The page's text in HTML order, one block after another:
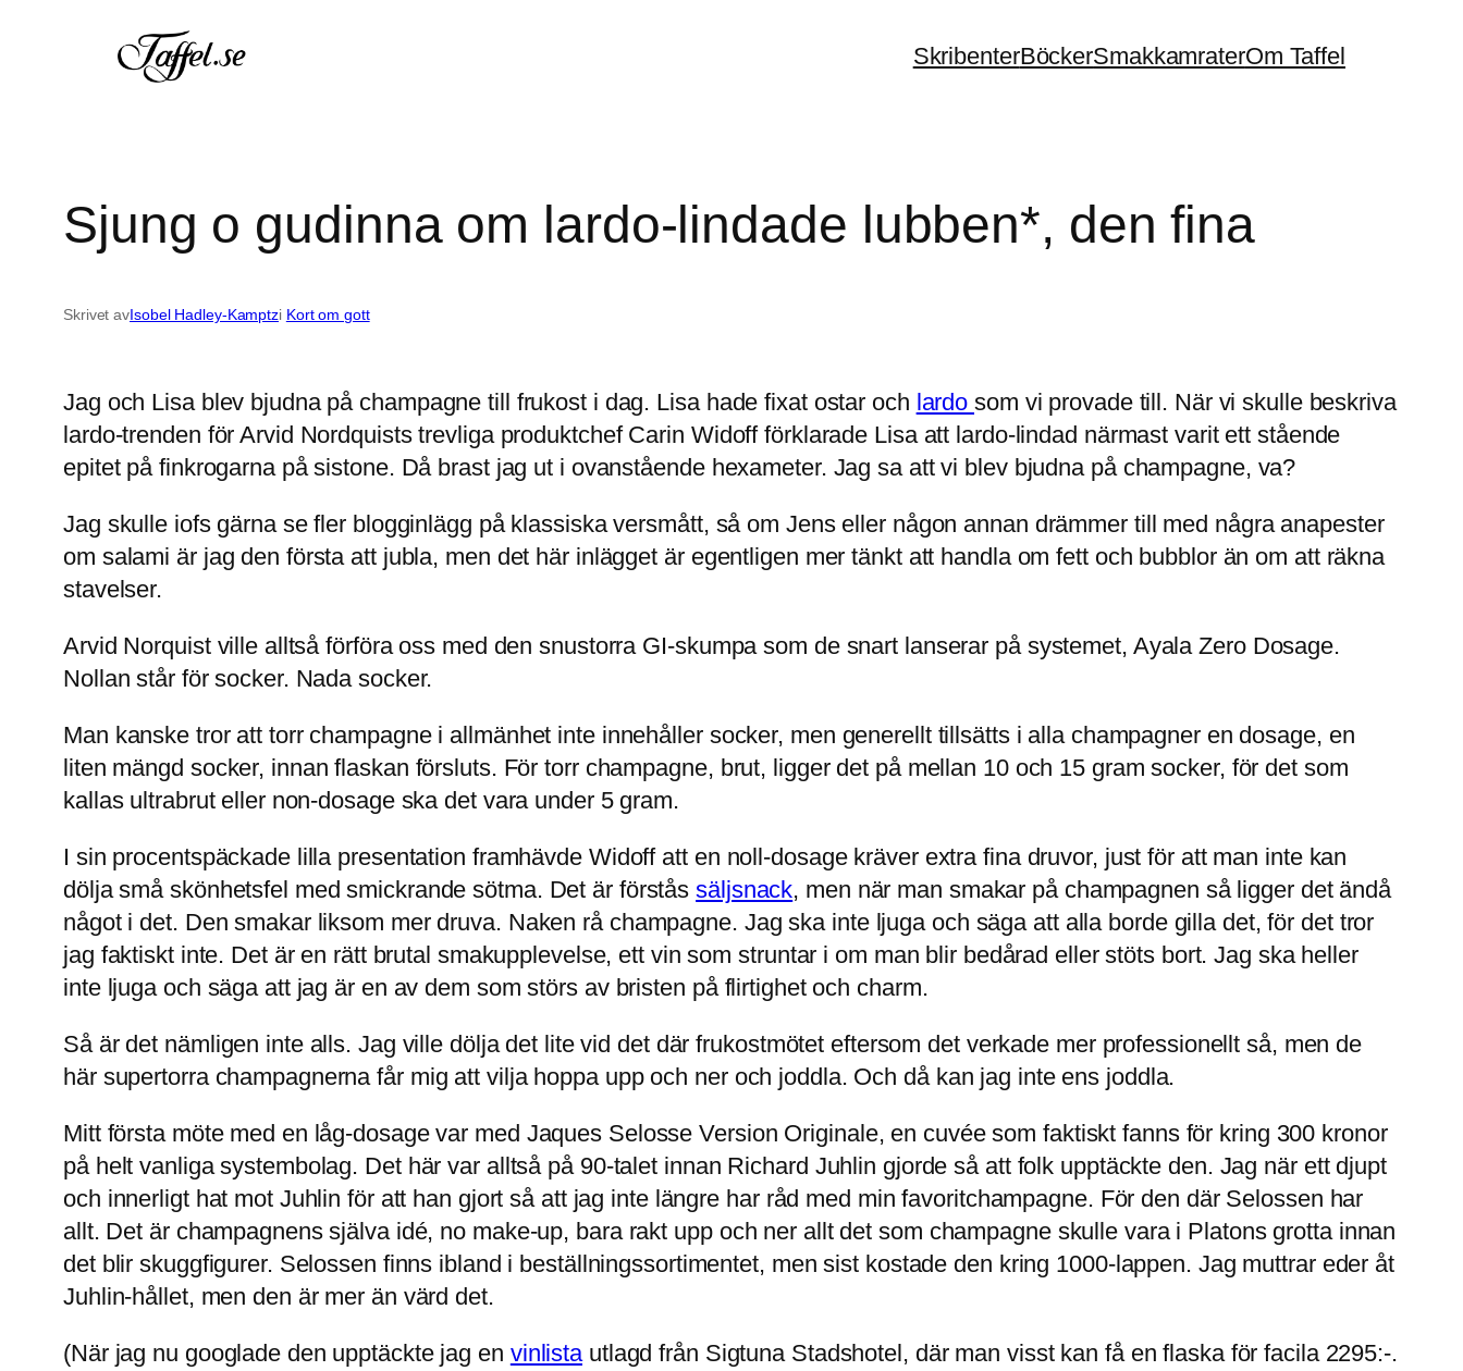
SkribenterBöckerSmakkamraterOm Taffel
Sjung o gudinna om lardo-lindade lubben*, den fina
Skrivet avIsobel Hadley-Kamptzi Kort om gott
Jag och Lisa blev bjudna på champagne till frukost i dag. Lisa hade fixat ostar och lardosom vi provade till. När vi skulle beskriva
lardo-trenden för Arvid Nordquists trevliga produktchef Carin Widoff förklarade Lisa att lardo-lindad närmast varit ett stående
epitet på finkrogarna på sistone. Då brast jag ut i ovanstående hexameter. Jag sa att vi blev bjudna på champagne, va?
Jag skulle iofs gärna se fler blogginlägg på klassiska versmått, så om Jens eller någon annan drämmer till med några anapester
om salami är jag den första att jubla, men det här inlägget är egentligen mer tänkt att handla om fett och bubblor än om att räkna
stavelser.
Arvid Norquist ville alltså förföra oss med den snustorra GI-skumpa som de snart lanserar på systemet, Ayala Zero Dosage.
Nollan står för socker. Nada socker.
Man kanske tror att torr champagne i allmänhet inte innehåller socker, men generellt tillsätts i alla champagner en dosage, en
liten mängd socker, innan flaskan försluts. För torr champagne, brut, ligger det på mellan 10 och 15 gram socker, för det som
kallas ultrabrut eller non-dosage ska det vara under 5 gram.
I sin procentspäckade lilla presentation framhävde Widoff att en noll-dosage kräver extra fina druvor, just för att man inte kan
dölja små skönhetsfel med smickrande sötma. Det är förståssäljsnack, men när man smakar på champagnen så ligger det ändå
något i det. Den smakar liksom mer druva. Naken rå champagne. Jag ska inte ljuga och säga att alla borde gilla det, för det tror
jag faktiskt inte. Det är en rätt brutal smakupplevelse, ett vin som struntar i om man blir bedårad eller stöts bort. Jag ska heller
inte ljuga och säga att jag är en av dem som störs av bristen på flirtighet och charm.
Så är det nämligen inte alls. Jag ville dölja det lite vid det där frukostmötet eftersom det verkade mer professionellt så, men de
här supertorra champagnerna får mig att vilja hoppa upp och ner och joddla. Och då kan jag inte ens joddla.
Mitt första möte med en låg-dosage var med Jaques Selosse Version Originale, en cuvée som faktiskt fanns för kring 300 kronor
på helt vanliga systembolag. Det här var alltså på 90-talet innan Richard Juhlin gjorde så att folk upptäckte den. Jag när ett djupt
och innerligt hat mot Juhlin för att han gjort så att jag inte längre har råd med min favoritchampagne. För den där Selossen har
allt. Det är champagnens själva idé, no make-up, bara rakt upp och ner allt det som champagne skulle vara i Platons grotta innan
det blir skuggfigurer. Selossen finns ibland i beställningssortimentet, men sist kostade den kring 1000-lappen. Jag muttrar eder åt
Juhlin-hållet, men den är mer än värd det.
(När jag nu googlade den upptäckte jag en vinlistautlagd från Sigtuna Stadshotel, där man visst kan få en flaska för facila 2295:-.